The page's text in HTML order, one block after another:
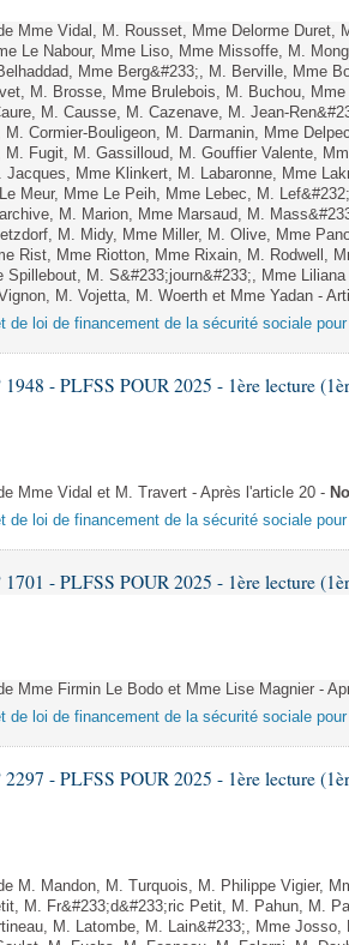
Mme Vidal, M. Rousset, Mme Delorme Duret,
Le Nabour, Mme Liso, Mme Missoffe, M.
Mme Berg&#233;, M. Berville, Mme
M. Brosse, Mme Brulebois, M. Buchou,
M. Causse, M. Cazenave, M. Jean-
M. Cormier-Bouligeon, M. Darmanin, Mme
M. Fugit, M. Gassilloud, M. Gouffier Valente,
Jacques, Mme Klinkert, M. Labaronne, Mme
Meur, Mme Le Peih, Mme Lebec, M.
M. Marion, Mme Marsaud, M.
M. Midy, Mme Miller, M. Olive, Mme
Rist, Mme Riotton, Mme Rixain, M. Rodwell,
Spillebout, M. S&#233;journ&#233;, Mme
Vignon, M. Vojetta, M. Woerth et Mme Yadan -
de loi de financement de la sécurité sociale pour
- PLFSS POUR 2025 - 1ère lecture
Mme Vidal et M. Travert - Après l'article 20 -
de loi de financement de la sécurité sociale pour
- PLFSS POUR 2025 - 1ère lecture
Mme Firmin Le Bodo et Mme Lise Magnier -
de loi de financement de la sécurité sociale pour
- PLFSS POUR 2025 - 1ère lecture
M. Mandon, M. Turquois, M. Philippe Vigier,
M. Fr&#233;d&#233;ric Petit, M. Pahun, M.
M. Latombe, M. Lain&#233;, Mme